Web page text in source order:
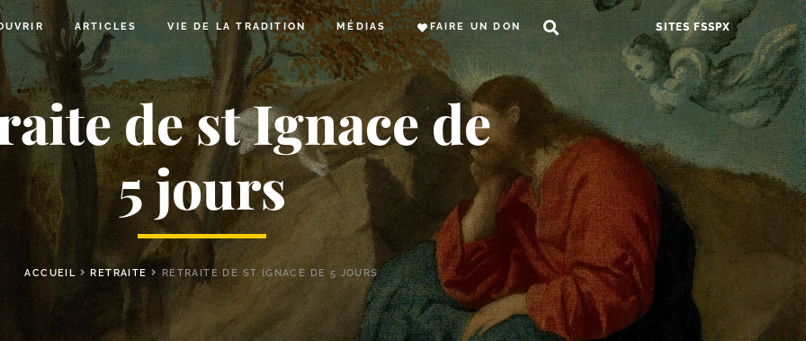
ARTICLES VIE DE LA TRADITION MÉDIAS FAIRE UN DON SITES FSSPX
de st Ignace de
5 jours
ACCUEIL RETRAITE RETRAITE DE ST IGNACE DE 5 JOURS